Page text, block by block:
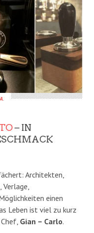
.
– IN
Architekten,
Verlage,
einen
Leben ist viel zu kurz
Gian – Carlo.